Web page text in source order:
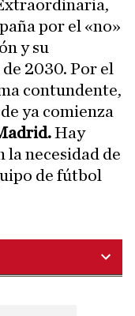
por el «no»
y su
2030. Por el
contundente,
ya comienza
Hay
la necesidad de
de fútbol